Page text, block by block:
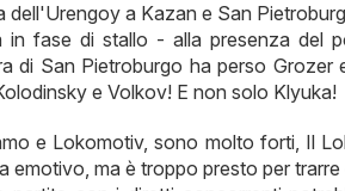
a Kazan e San
fase di stallo - alla presenza del
di San Pietroburgo ha perso Grozer
e Volkov! E non solo Klyuka!
e Lokomotiv, sono molto forti, Il
emotivo, ma è troppo presto per